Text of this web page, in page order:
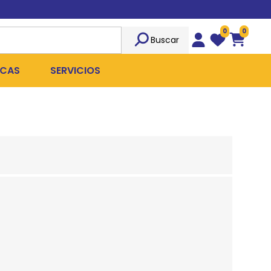
Buscar
SERVICIOS
Wishlist
0
Carrito
0